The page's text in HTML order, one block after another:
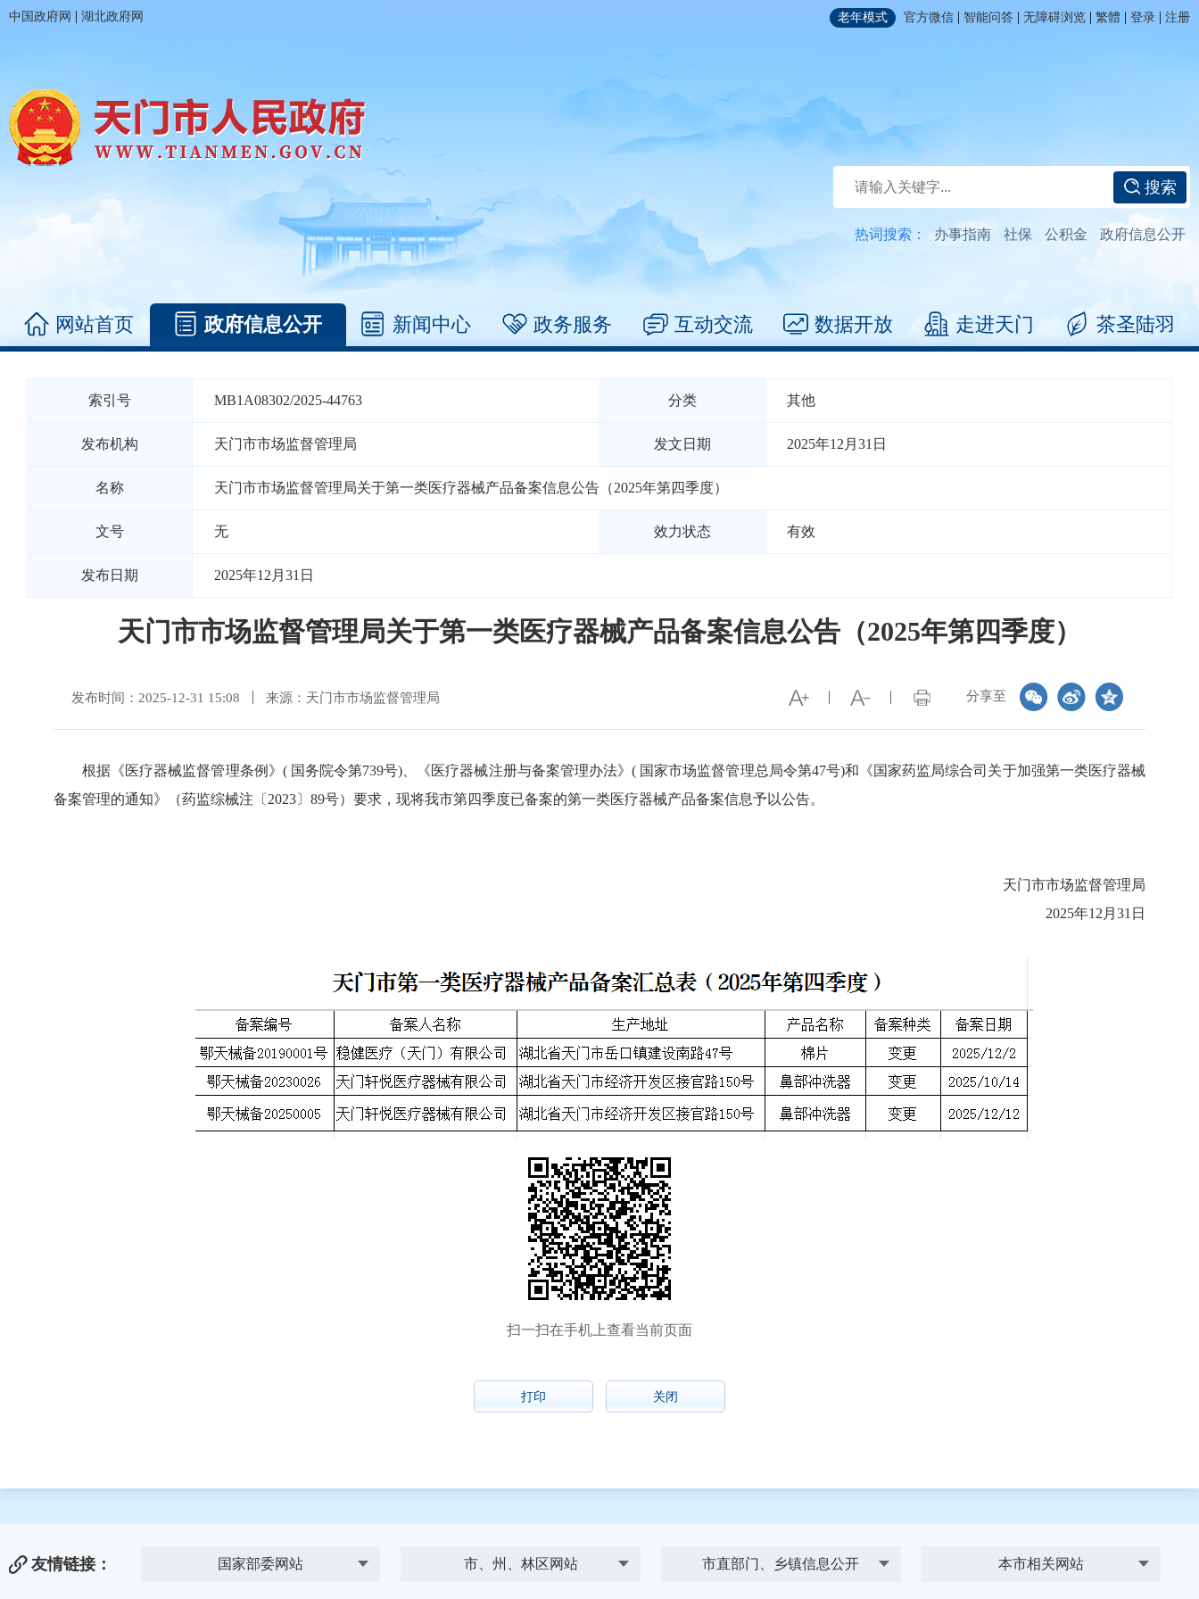
中国政府网 | 湖北政府网 老年模式 官方微信 | 智能问答 | 无障碍浏览 | 繁體 | 登录 | 注册
搜索
热词搜索： 办事指南 社保 公积金 政府信息公开
网站首页 政府信息公开 新闻中心 政务服务 互动交流 数据开放 走进天门 茶圣陆羽
索引号 MB1A08302/2025-44763 分类 其他
发布机构 天门市市场监督管理局 发文日期 2025年12月31日
名称 天门市市场监督管理局关于第一类医疗器械产品备案信息公告（2025年第四季度）
文号 无 效力状态 有效
发布日期 2025年12月31日
天门市市场监督管理局关于第一类医疗器械产品备案信息公告（2025年第四季度）
分享至
发布时间：2025-12-31 15:08 来源：天门市市场监督管理局
根据 《医疗器械监督管理条例》 ( 国务院令第739号)、《医疗器械注册与备案管理办法》( 国家市场监督管理总局令第47号)和《国家药监局综合司关于加强第一类医疗器械
备案管理的通知》（药监综械注〔2023〕89号）要求，现将我市第四季度已备案的第一类医疗器械产品备案信息予以公告。
天门市市场监督管理局
2025年12月31日
扫一扫在手机上查看当前页面
打印 关闭
友情链接： 国家部委网站 市、州、林区网站 市直部门、乡镇信息公开 本市相关网站